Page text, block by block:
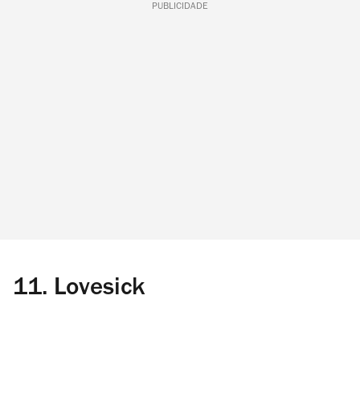
PUBLICIDADE
11. Lovesick